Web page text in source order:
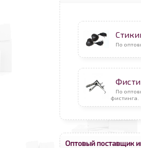
По
По
фистинга.
Оптовый поставщик